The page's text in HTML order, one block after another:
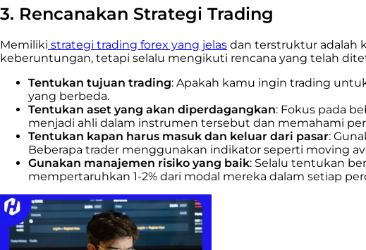
3. Rencanakan Strategi Trading
Memiliki strategi trading forex yang jelas dan terstruktur adalah
keberuntungan, tetapi selalu mengikuti rencana yang telah
Tentukan tujuan trading: Apakah kamu ingin trading
yang berbeda.
Tentukan aset yang akan diperdagangkan: Fokus pada
menjadi ahli dalam instrumen tersebut dan memahami
Tentukan kapan harus masuk dan keluar dari pasar:
Beberapa trader menggunakan indikator seperti moving
Gunakan manajemen risiko yang baik: Selalu tentukan
mempertaruhkan 1-2% dari modal mereka dalam setiap